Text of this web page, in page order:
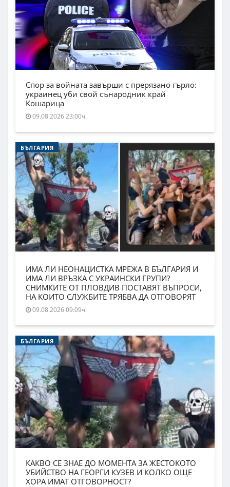
Спор за войната завърши с прерязано гърло:
украинец уби свой сънародник край
Кошарица
09.08.2026 23:00ч.
БЪЛГАРИЯ
ИМА ЛИ НЕОНАЦИСТКА МРЕЖА В БЪЛГАРИЯ И
ИМА ЛИ ВРЪЗКА С УКРАИНСКИ ГРУПИ?
СНИМКИТЕ ОТ ПЛОВДИВ ПОСТАВЯТ ВЪПРОСИ,
НА КОИТО СЛУЖБИТЕ ТРЯБВА ДА ОТГОВОРЯТ
09.08.2026 09:09ч.
БЪЛГАРИЯ
КАКВО СЕ ЗНАЕ ДО МОМЕНТА ЗА ЖЕСТОКОТО
УБИЙСТВО НА ГЕОРГИ КУЗЕВ И КОЛКО ОЩЕ
ХОРА ИМАТ ОТГОВОРНОСТ?